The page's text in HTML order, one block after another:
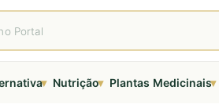
▾ Nutrição▾ Plantas Medicinais▾